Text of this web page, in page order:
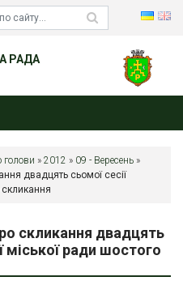
РАДА
голови » 2012 » 09 - Вересень »
двадцять сьомої сесії
скликання
скликання двадцять
міської ради шостого